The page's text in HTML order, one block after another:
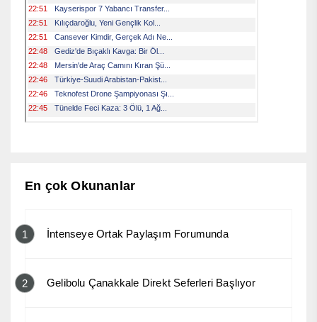
En çok Okunanlar
1 İntenseye Ortak Paylaşım Forumunda
2 Gelibolu Çanakkale Direkt Seferleri Başlıyor